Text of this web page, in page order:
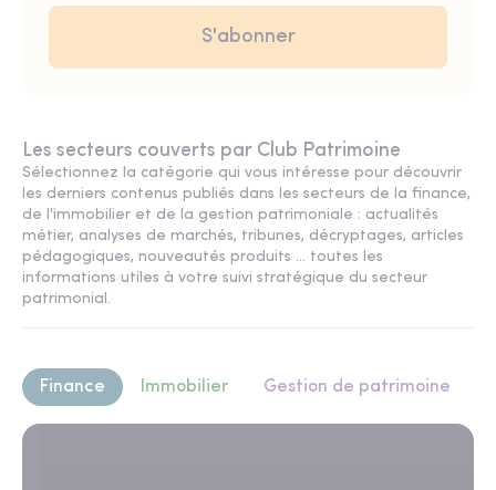
Les secteurs couverts par Club Patrimoine
Sélectionnez la catégorie qui vous intéresse pour découvrir
les derniers contenus publiés dans les secteurs de la finance,
de l'immobilier et de la gestion patrimoniale : actualités
métier, analyses de marchés, tribunes, décryptages, articles
pédagogiques, nouveautés produits ... toutes les
informations utiles à votre suivi stratégique du secteur
patrimonial.
Finance Immobilier Gestion de patrimoine